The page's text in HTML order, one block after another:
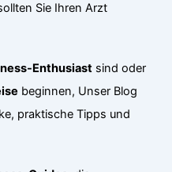
Sie Ihren Arzt
Enthusiast sind oder
beginnen, Unser Blog
praktische Tipps und